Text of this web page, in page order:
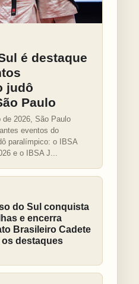
é destaque
judô
Paulo
de 2026, São Paulo
eventos do
paralímpico: o IBSA
e o IBSA J...
do Sul conquista
e encerra
Brasileiro Cadete
os destaques